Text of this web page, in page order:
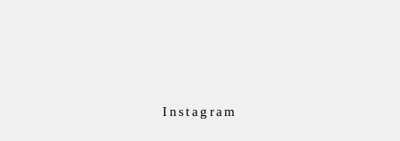
Instagram